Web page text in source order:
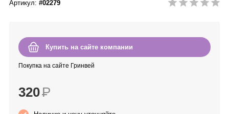
Intilia
Happy Dew
Enjoy Care
Артикул: #02279
Купить на сайте компании
Покупка на сайте Гринвей
320Р